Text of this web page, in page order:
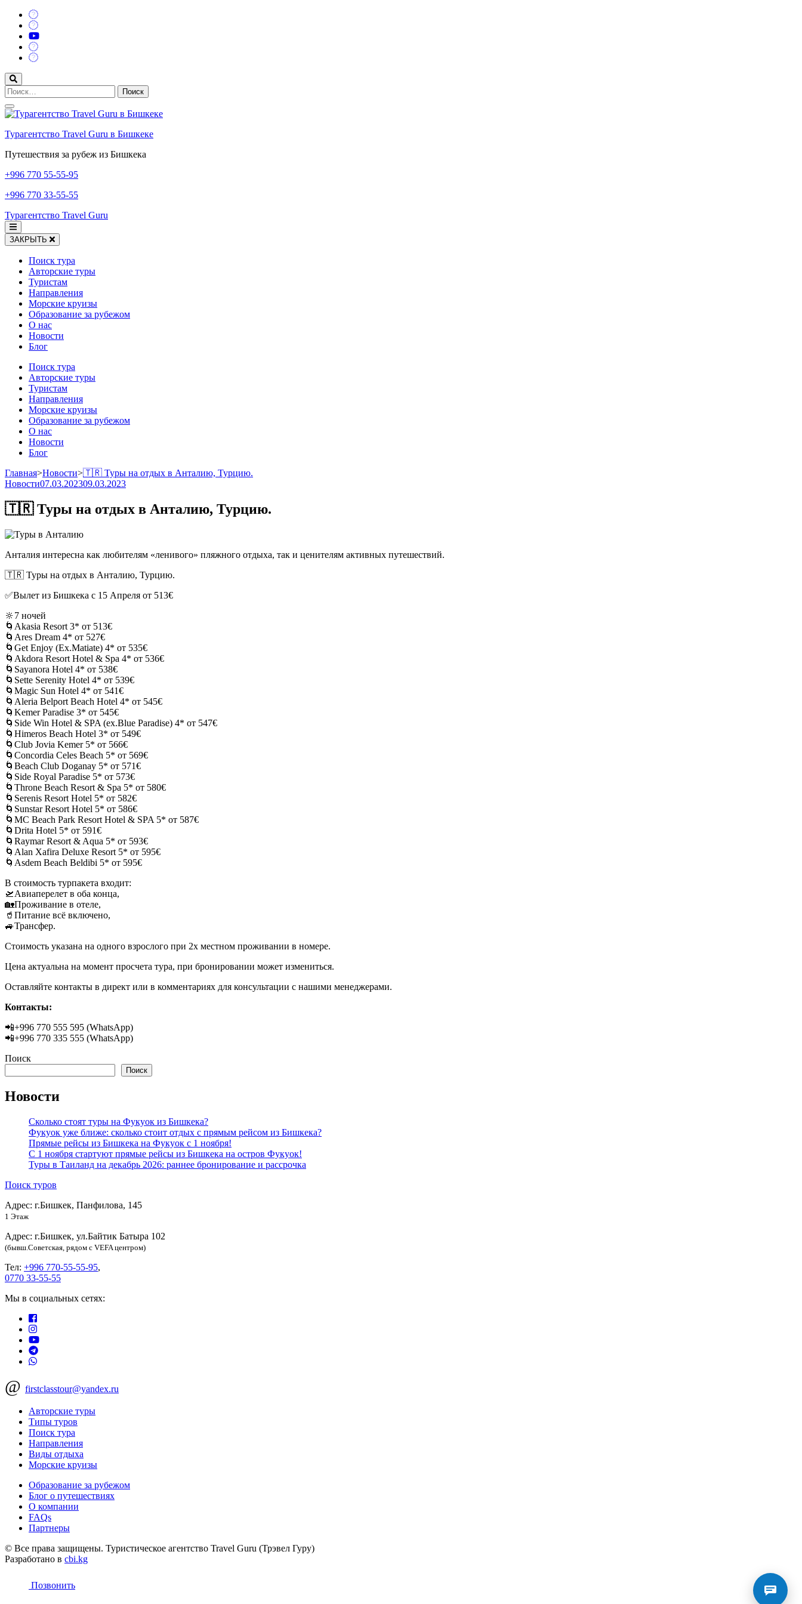
Перейти
содержимому
(нажмите
Enter)
Найти:
Турагентство Travel Guru в Бишкеке
Путешествия за рубеж из Бишкека
+996 770 55-55-95
+996 770 33-55-55
Турагентство Travel Guru
ЗАКРЫТЬ
Поиск тура
Авторские туры
Туристам
Направления
Морские круизы
Образование за рубежом
О нас
Новости
Блог
Поиск тура
Авторские туры
Туристам
Направления
Морские круизы
Образование за рубежом
О нас
Новости
Блог
Главная>Новости>🇹🇷 Туры на отдых в Анталию, Турцию.
Новости07.03.202309.03.2023
🇹🇷 Туры на отдых в Анталию, Турцию.
Анталия интересна как любителям «ленивого» пляжного отдыха, так и ценителям активных путешествий.
🇹🇷 Туры на отдых в Анталию, Турцию.
✅Вылет из Бишкека с 15 Апреля от 513€
🔆7 ночей
🌀Akasia Resort 3* от 513€
🌀Ares Dream 4* от 527€
🌀Get Enjoy (Ex.Matiate) 4* от 535€
🌀Akdora Resort Hotel & Spa 4* от 536€
🌀Sayanora Hotel 4* от 538€
🌀Sette Serenity Hotel 4* от 539€
🌀Magic Sun Hotel 4* от 541€
🌀Aleria Belport Beach Hotel 4* от 545€
🌀Kemer Paradise 3* от 545€
🌀Side Win Hotel & SPA (ex.Blue Paradise) 4* от 547€
🌀Himeros Beach Hotel 3* от 549€
🌀Club Jovia Kemer 5* от 566€
🌀Concordia Celes Beach 5* от 569€
🌀Beach Club Doganay 5* от 571€
🌀Side Royal Paradise 5* от 573€
🌀Throne Beach Resort & Spa 5* от 580€
🌀Serenis Resort Hotel 5* от 582€
🌀Sunstar Resort Hotel 5* от 586€
🌀MC Beach Park Resort Hotel & SPA 5* от 587€
🌀Drita Hotel 5* от 591€
🌀Raymar Resort & Aqua 5* от 593€
🌀Alan Xafira Deluxe Resort 5* от 595€
🌀Asdem Beach Beldibi 5* от 595€
В стоимость турпакета входит:
🛫Авиаперелет в оба конца,
🏡Проживание в отеле,
🥤Питание всё включено,
🚙Трансфер.
Стоимость указана на одного взрослого при 2х местном проживании в номере.
Цена актуальна на момент просчета тура, при бронировании может измениться.
Оставляйте контакты в директ или в комментариях для консультации с нашими менеджерами.
Контакты:
📲+996 770 555 595 (WhatsApp)
📲+996 770 335 555 (WhatsApp)
Поиск
Поиск
Новости
Сколько стоят туры на Фукуок из Бишкека?
Фукуок уже ближе: сколько стоит отдых с прямым рейсом из Бишкека?
Прямые рейсы из Бишкека на Фукуок с 1 ноября!
С 1 ноября стартуют прямые рейсы из Бишкека на остров Фукуок!
Туры в Таиланд на декабрь 2026: раннее бронирование и рассрочка
Поиск туров
Адрес: г.Бишкек, Панфилова, 145
1 Этаж
Адрес: г.Бишкек, ул.Байтик Батыра 102
(бывш.Советская, рядом с VEFA центром)
Тел: +996 770-55-55-95,
0770 33-55-55
Мы в социальных сетях:
@ firstclasstour@yandex.ru
Авторские туры
Типы туров
Поиск тура
Направления
Виды отдыха
Морские круизы
Образование за рубежом
Блог о путешествиях
О компании
FAQs
Партнеры
© Все права защищены. Туристическое агентство Travel Guru (Трэвел Гуру)
Разработано в cbi.kg
Позвонить